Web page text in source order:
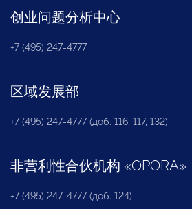
创业问题分析中心
+7 (495) 247-4777
区域发展部
+7 (495) 247-4777 (доб. 116, 117, 132)
非营利性合伙机构 «OPORA»
+7 (495) 247-4777 (доб. 124)